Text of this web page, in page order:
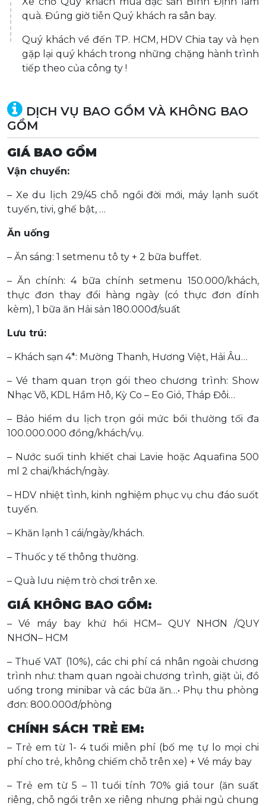
quà. Đúng giờ tiễn Quý khách ra sân bay.
Quý khách về đến TP. HCM, HDV Chia tay và hẹn
gặp lại quý khách trong những chặng hành trình
tiếp theo của công ty !
DỊCH VỤ BAO GỒM VÀ KHÔNG BAO
GỒM
GIÁ BAO GỒM
Vận chuyển:
– Xe du lịch 29/45 chỗ ngồi đời mới, máy lạnh suốt
tuyến, tivi, ghế bật, …
Ăn uống
– Ăn sáng: 1 setmenu tô ty + 2 bữa buffet.
– Ăn chính: 4 bữa chính setmenu 150.000/khách,
thực đơn thay đổi hàng ngày (có thực đơn đính
kèm), 1 bữa ăn Hải sản 180.000đ/suất
Lưu trú:
– Khách sạn 4*: Mường Thanh, Hương Việt, Hải Âu…
– Vé tham quan trọn gói theo chương trình: Show
Nhạc Võ, KDL Hầm Hô, Kỳ Co – Eo Gió, Tháp Đôi…
– Bảo hiểm du lịch trọn gói mức bồi thường tối đa
100.000.000 đồng/khách/vụ.
– Nước suối tinh khiết chai Lavie hoặc Aquafina 500
ml 2 chai/khách/ngày.
– HDV nhiệt tình, kinh nghiệm phục vụ chu đáo suốt
tuyến.
– Khăn lạnh 1 cái/ngày/khách.
– Thuốc y tế thông thường.
– Quà lưu niệm trò chơi trên xe.
GIÁ KHÔNG BAO GỒM:
– Vé máy bay khứ hồi HCM– QUY NHƠN /QUY
NHƠN– HCM
– Thuế VAT (10%), các chi phí cá nhân ngoài chương
trình như: tham quan ngoài chương trình, giặt ủi, đồ
uống trong minibar và các bữa ăn…• Phụ thu phòng
đơn: 800.000đ/phòng
CHÍNH SÁCH TRẺ EM:
– Trẻ em từ 1- 4 tuổi miễn phí (bố mẹ tự lo mọi chi
phí cho trẻ, không chiếm chỗ trên xe) + Vé máy bay
– Trẻ em từ 5 – 11 tuổi tính 70% giá tour (ăn suất
riêng, chỗ ngồi trên xe riêng nhưng phải ngủ chung